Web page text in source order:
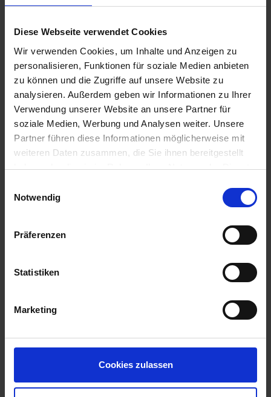
Diese Webseite verwendet Cookies
Wir verwenden Cookies, um Inhalte und Anzeigen zu
personalisieren, Funktionen für soziale Medien anbieten
zu können und die Zugriffe auf unsere Website zu
analysieren. Außerdem geben wir Informationen zu Ihrer
Verwendung unserer Website an unsere Partner für
soziale Medien, Werbung und Analysen weiter. Unsere
Partner führen diese Informationen möglicherweise mit
weiteren Daten zusammen, die Sie ihnen bereitgestellt
haben oder die sie im Rahmen Ihrer Nutzung der Dienste
Notwendig
Präferenzen
Statistiken
Marketing
Cookies zulassen
Flussverliebt sein? Auf dieser Reise durch den Norden
Magie der Seine – von...mehr
Frankreich
AUSSENKABINE ab €2.619,-
SUITE ab €4.319,-
Zum Angebot
MS Swiss Pearl » 7 Tage Entlang der
27. AUG 2026